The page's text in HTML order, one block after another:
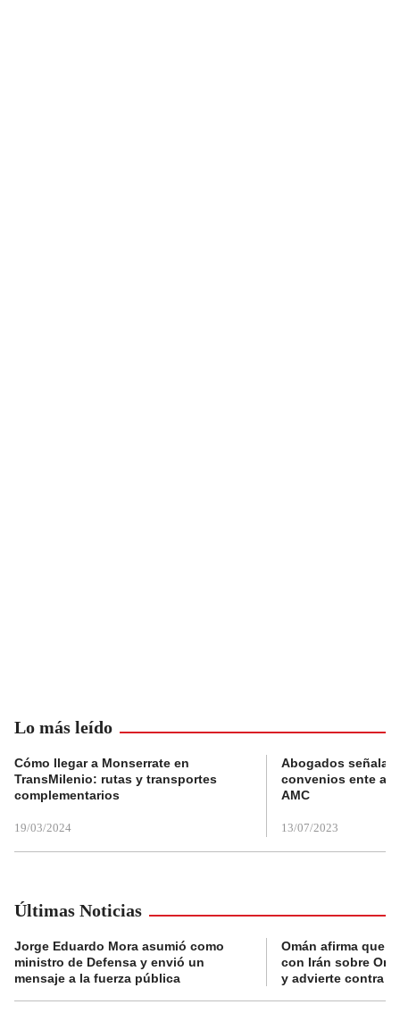
Lo más leído
Cómo llegar a Monserrate en
TransMilenio: rutas y transportes
complementarios
19/03/2024
Abogados
convenios ente
AMC
13/07/2023
Últimas Noticias
Jorge Eduardo Mora asumió como
ministro de Defensa y envió un
mensaje a la fuerza pública
Omán afirma que
con Irán sobre
y advierte contra